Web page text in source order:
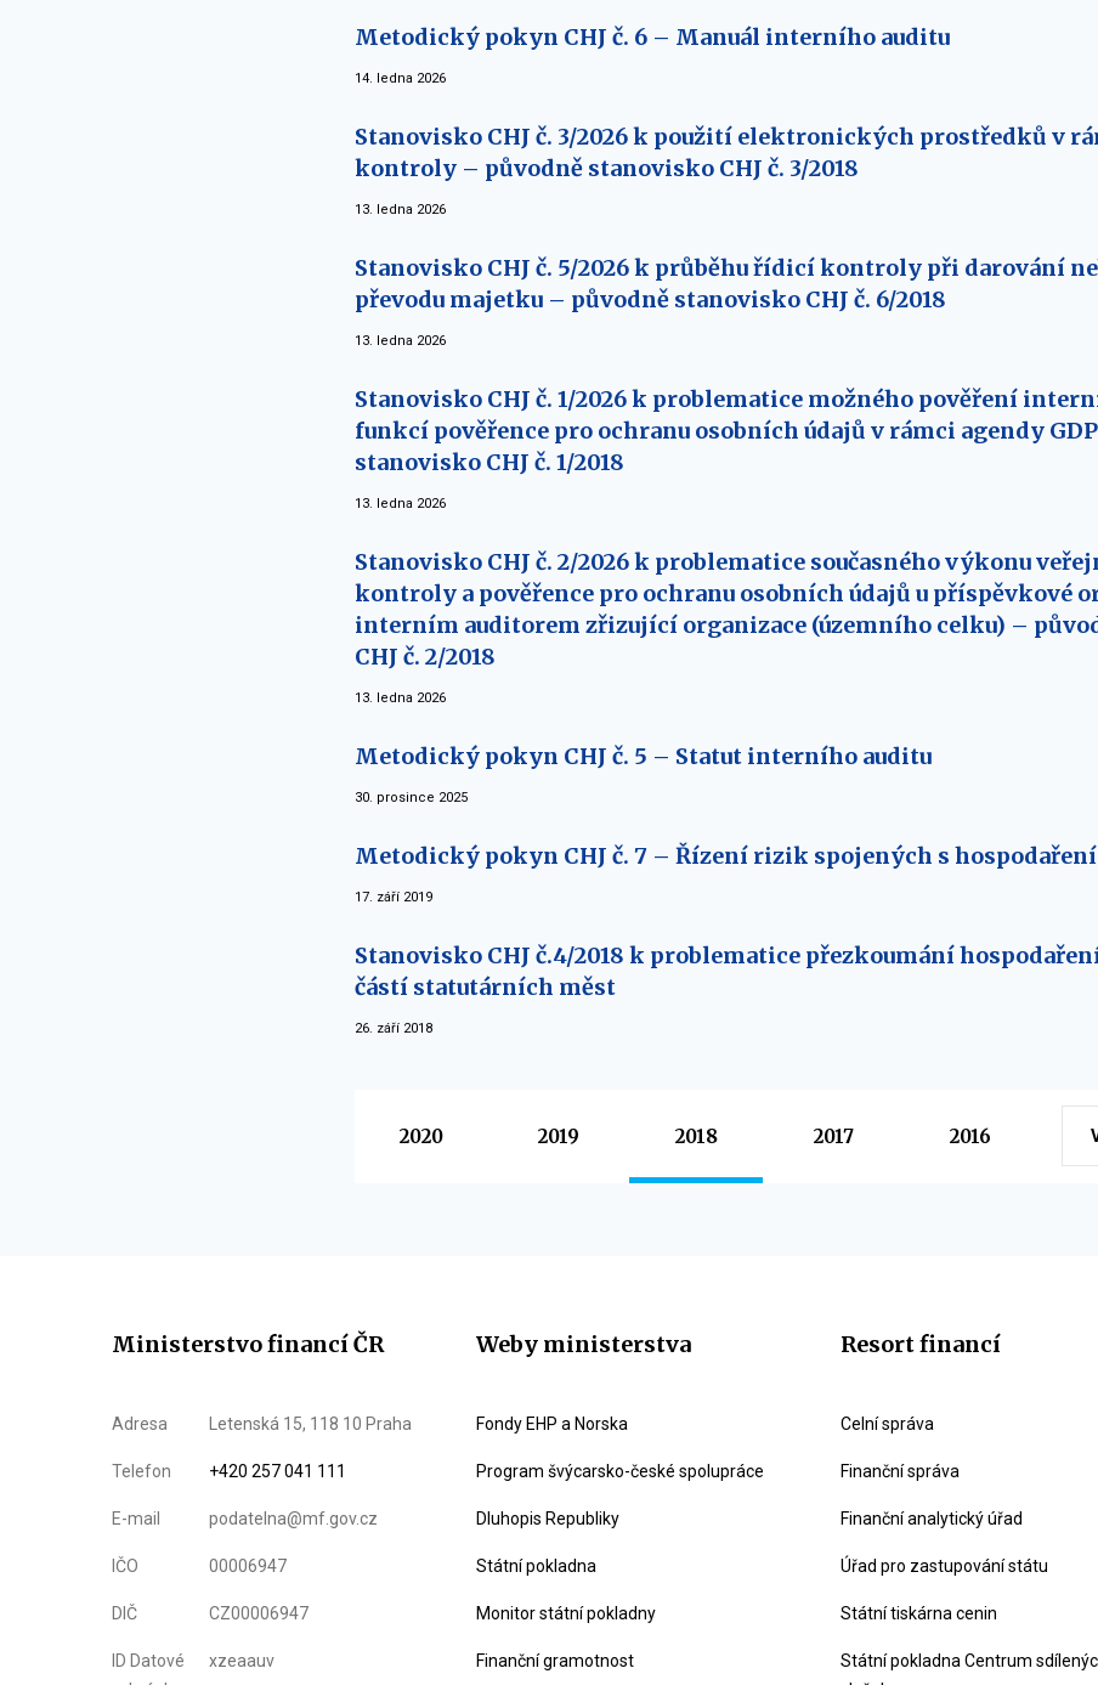
Metodický pokyn CHJ č. 6 – Manuál interního auditu
14. ledna 2026
Stanovisko CHJ č. 3/2026 k použití elektronických prostředků v
kontroly – původně stanovisko CHJ č. 3/2018
13. ledna 2026
Stanovisko CHJ č. 5/2026 k průběhu řídicí kontroly při darování
převodu majetku – původně stanovisko CHJ č. 6/2018
13. ledna 2026
Stanovisko CHJ č. 1/2026 k problematice možného pověření
funkcí pověřence pro ochranu osobních údajů v rámci agendy
stanovisko CHJ č. 1/2018
13. ledna 2026
Stanovisko CHJ č. 2/2026 k problematice současného výkonu
kontroly a pověřence pro ochranu osobních údajů u příspěvkové
interním auditorem zřizující organizace (územního celku) –
CHJ č. 2/2018
13. ledna 2026
Metodický pokyn CHJ č. 5 – Statut interního auditu
30. prosince 2025
Metodický pokyn CHJ č. 7 – Řízení rizik spojených s
17. září 2019
Stanovisko CHJ č.4/2018 k problematice přezkoumání
částí statutárních měst
26. září 2018
2020 2019 2018 2017 2016
Ministerstvo financí ČR
Adresa Letenská 15, 118 10 Praha
Telefon +420 257 041 111
E-mail podatelna@mf.gov.cz
IČO 00006947
DIČ CZ00006947
ID Datové
xzeaauv
Weby ministerstva
Fondy EHP a Norska
Program švýcarsko-české spolupráce
Dluhopis Republiky
Státní pokladna
Monitor státní pokladny
Finanční gramotnost
Resort financí
Celní správa
Finanční správa
Finanční analytický úřad
Úřad pro zastupování státu
Státní tiskárna cenin
Státní pokladna Centrum